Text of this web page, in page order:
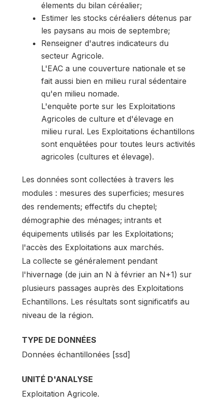
élements du bilan céréalier;
Estimer les stocks céréaliers détenus par
les paysans au mois de septembre;
Renseigner d'autres indicateurs du
secteur Agricole.
L'EAC a une couverture nationale et se
fait aussi bien en milieu rural sédentaire
qu'en milieu nomade.
L'enquête porte sur les Exploitations
Agricoles de culture et d'élevage en
milieu rural. Les Exploitations échantillons
sont enquêtées pour toutes leurs activités
agricoles (cultures et élevage).
Les données sont collectées à travers les
modules : mesures des superficies; mesures
des rendements; effectifs du cheptel;
démographie des ménages; intrants et
équipements utilisés par les Exploitations;
l'accès des Exploitations aux marchés.
La collecte se généralement pendant
l'hivernage (de juin an N à février an N+1) sur
plusieurs passages auprès des Exploitations
Echantillons. Les résultats sont significatifs au
niveau de la région.
TYPE DE DONNÉES
Données échantillonées [ssd]
UNITÉ D'ANALYSE
Exploitation Agricole.